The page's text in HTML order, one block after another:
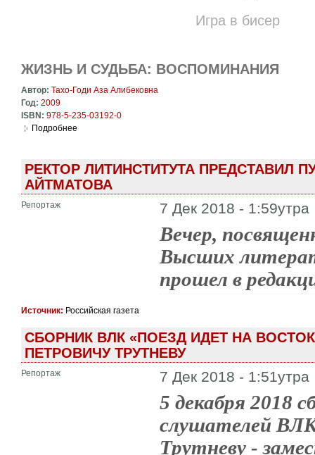
Игра в бисер
ЖИЗНЬ И СУДЬБА: ВОСПОМИНАНИЯ
Автор: Тахо-Годи Аза Алибековна
Год: 2009
ISBN: 978-5-235-03192-0
Подробнее
РЕКТОР ЛИТИНСТИТУТА ПРЕДСТАВИЛ
АЙТМАТОВА
Репортаж 7 Дек 2018 - 1:59утра
Вечер,
Высших
прошел в
Источник: Российская газета
СБОРНИК ВЛК «ПОЕЗД ИДЕТ НА
ПЕТРОВИЧУ ТРУТНЕВУ
Репортаж 7 Дек 2018 - 1:51утра
5 декабря 2018
слушателей
Трутневу -